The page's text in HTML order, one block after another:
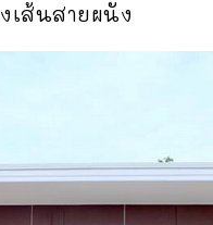
เส้นสายผนัง